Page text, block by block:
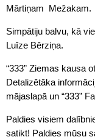
Mārtiņam Mežakam.
Simpātiju balvu, kā
Luīze Bērziņa.
“333” Ziemas kausa
Detalizētāka
mājaslapā un “333”
Paldies visiem
satikt! Paldies mūsu